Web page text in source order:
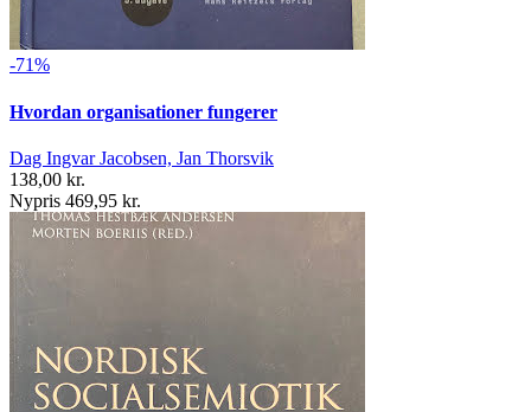
-71%
Hvordan organisationer fungerer
Dag Ingvar Jacobsen, Jan Thorsvik
138,00 kr.
Nypris 469,95 kr.